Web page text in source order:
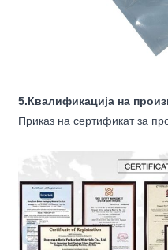
5.Квалификација на
Приказ на сертификат за